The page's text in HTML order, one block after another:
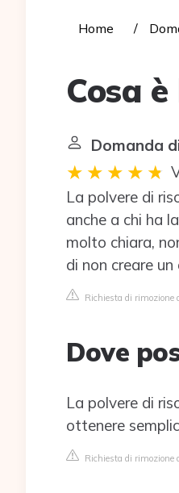
Home
Cosa
Domanda
La polvere di
anche a chi ha
molto chiara,
di non creare
Richiesta di rimozione
Dove
La polvere di
ottenere
Richiesta di rimozione